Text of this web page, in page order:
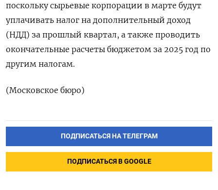
поскольку сырьевые ​корпорации в марте будут
уплачивать налог на дополнительный доход
(НДД) за прошлый квартал, а также ‌проводить
окончательные расчеты бюджетом за 2025 год по
другим налогам.
(Московское бюро)
ПОДПИСАТЬСЯ НА ТЕЛЕГРАМ
ПОДПИСАТЬСЯ В GOOGLE